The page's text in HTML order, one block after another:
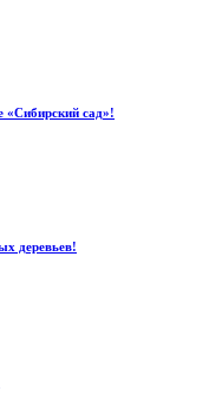
сад»!
деревьев!